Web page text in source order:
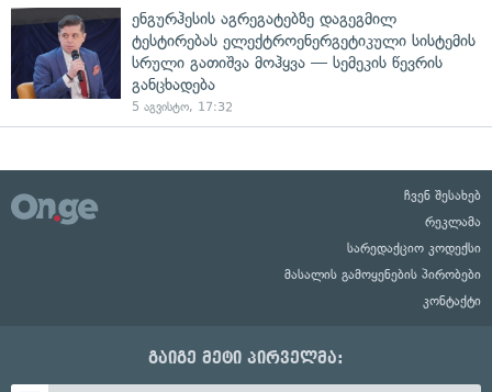
ენგურჰესის აგრეგატებზე დაგეგმილ
ტესტირებას ელექტროენერგეტიკული სისტემის
სრული გათიშვა მოჰყვა — სემეკის წევრის
განცხადება
5 აგვისტო, 17:32
ჩვენ შესახებ
რეკლამა
სარედაქციო კოდექსი
მასალის გამოყენების პირობები
კონტაქტი
გაიგე მეტი პირველმა: